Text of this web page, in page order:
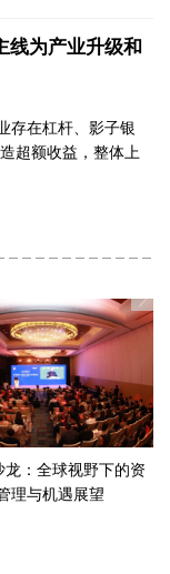
事总经理、亚太区
专务副总裁，中
财新智库执行总
策略有何趋势？
是追求收益避险
抑或smart beta
作为大资管发展
意发展？刚性兑
公司原首席策略
学院副院长、金
线为产业升级和
存在杠杆、影子银
超额收益，整体上
值。”在11月17日举
，深刻影响了各行各
司董事总经理、亚
，监管与创新是每
理行业而言，技术
技、消费和保险
龙：全球视野下的资
理与机遇展望